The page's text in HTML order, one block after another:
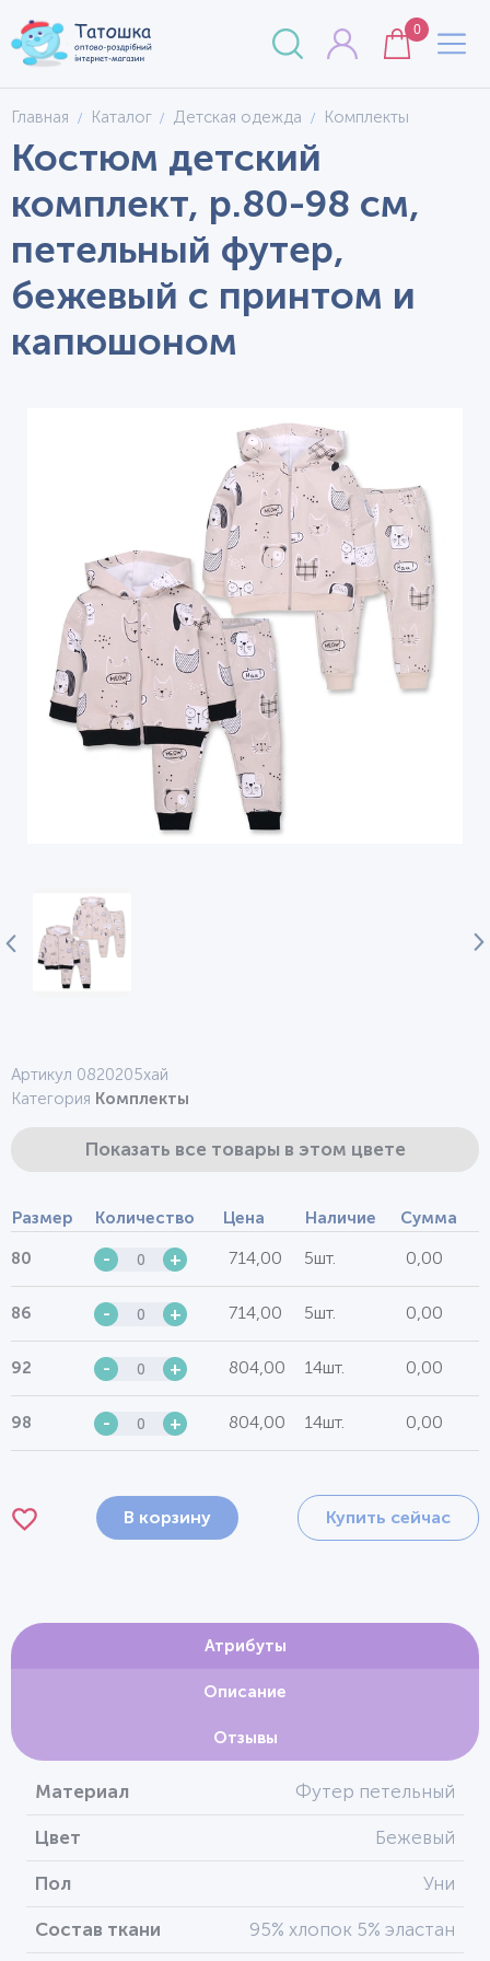
0
Главная Каталог Детская одежда Комплекты
Костюм детский
комплект, р.80-98 см,
петельный футер,
бежевый с принтом и
капюшоном
Артикул 0820205хай
Категория Комплекты
Показать все товары в этом цвете
Размер Количество Цена Наличие Сумма
80 - + 714,00 5шт. 0,00
86 - + 714,00 5шт. 0,00
92 - + 804,00 14шт. 0,00
98 - + 804,00 14шт. 0,00
В корзину Купить сейчас
Атрибуты
Описание
Отзывы
Материал Футер петельный
Цвет Бежевый
Пол Уни
Состав ткани 95% хлопок 5% эластан